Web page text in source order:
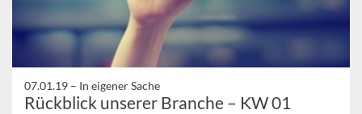
07.01.19 – In eigener Sache
Rückblick unserer Branche – KW 01